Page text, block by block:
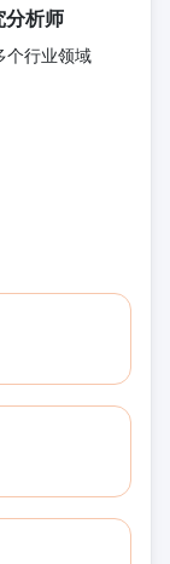
分析师
个行业领域